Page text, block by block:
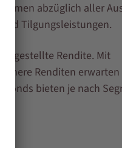
abzüglich aller
Tilgungsleistungen.
gestellte Rendite. Mit
Renditen
bieten je nach